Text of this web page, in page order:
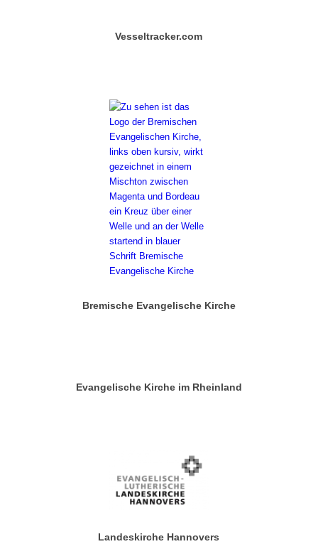
Vesseltracker.com
Bremische Evangelische Kirche
Evangelische Kirche im Rheinland
Landeskirche Hannovers